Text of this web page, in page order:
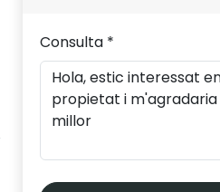
Consulta *